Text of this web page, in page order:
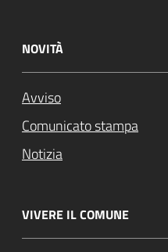
NOVITÀ
Avviso
Comunicato stampa
Notizia
VIVERE IL COMUNE